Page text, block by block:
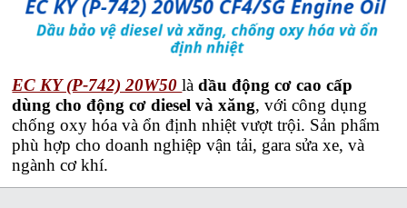
EC KY (P-742) 20W50làdầu động cơ cao cấp
dùng cho động cơ diesel và xăng, với công dụng
chống oxy hóa và ổn định nhiệt vượt trội. Sản phẩm
phù hợp cho doanh nghiệp vận tải, gara sửa xe, và
ngành cơ khí.